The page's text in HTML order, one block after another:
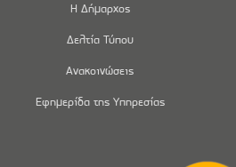
Η Δήμαρχος
Δελτία Τύπου
Ανακοινώσεις
Εφημερίδα της Υπηρεσίας